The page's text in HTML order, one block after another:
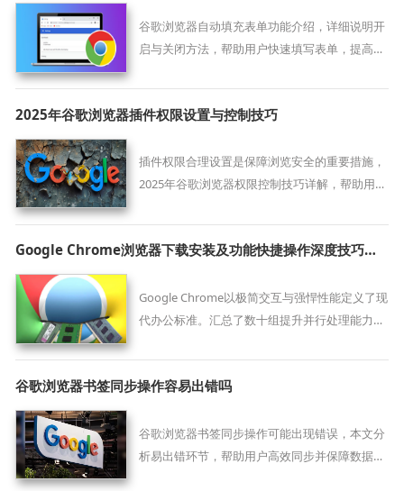
谷歌浏览器自动填充表单功能介绍，详细说明开
启与关闭方法，帮助用户快速填写表单，提高效
便捷性。
2025年谷歌浏览器插件权限设置与控制技巧
插件权限合理设置是保障浏览安全的重要措施，
2025年谷歌浏览器权限控制技巧详解，帮助用户
Google Chrome浏览器下载安装及功能快捷操作深度技巧教程
Google Chrome以极简交互与强悍性能定义了现
代办公标准。汇总了数十组提升并行处理能力的
统调用，助您在更换设备或重装系统后能瞬间找
回熟悉的生产力节奏，大幅缩短功能调用的中间
谷歌浏览器书签同步操作容易出错吗
谷歌浏览器书签同步操作可能出现错误，本文分
析易出错环节，帮助用户高效同步并保障数据安